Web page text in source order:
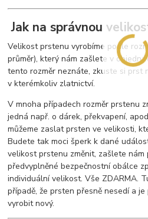
Jak na správnou
Velikost prstenu vyrobíme podle
průměr), který nám zašlete v
tento rozměr neznáte, zkuste si prst
v kterémkoliv zlatnictví.
V mnoha případech rozměr prstenu
jedná např. o dárek, překvapení,
můžeme zaslat prsten ve velikosti,
Budete tak moci šperk k dané
velikost prstenu změnit, zašlete
předvyplněné bezpečnostní obálce
individuální velikost. Vše ZDARMA.
případě, že prsten přesně nesedí a
vyrobit nový.